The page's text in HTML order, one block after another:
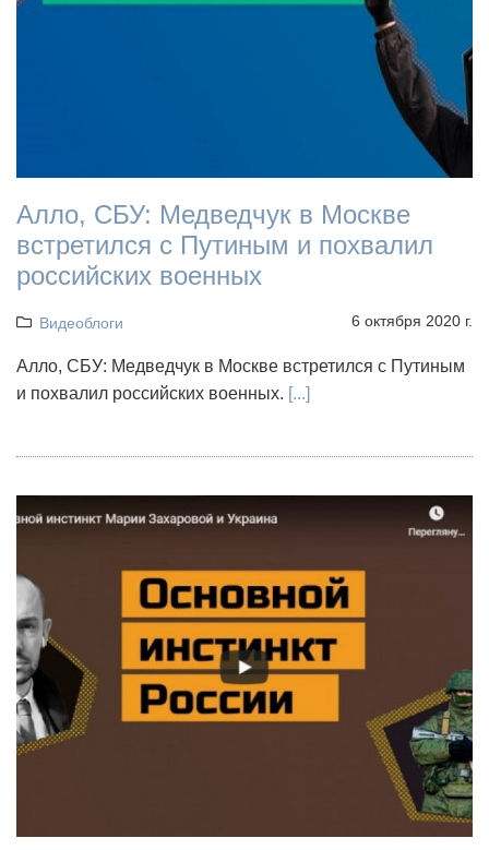
Алло, СБУ: Медведчук в Москве
встретился с Путиным и похвалил
российских военных
Видеоблоги 6 октября 2020 г.
Алло, СБУ: Медведчук в Москве встретился с Путиным
и похвалил российских военных. [...]